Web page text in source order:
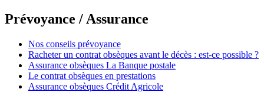
Prévoyance / Assurance
Nos conseils prévoyance
Racheter un contrat obsèques avant le décès : est-ce possible ?
Assurance obsèques La Banque postale
Le contrat obsèques en prestations
Assurance obsèques Crédit Agricole